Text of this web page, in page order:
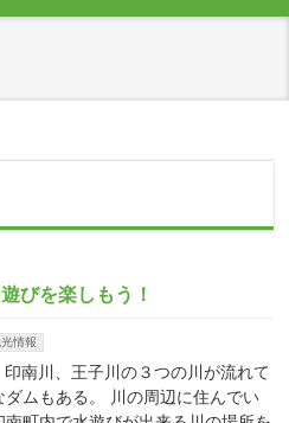
びを楽しもう！
情報
南川、王子川の３つの川が流れて
ムもある。 川の周辺に住んでい